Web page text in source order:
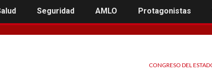
Seguridad AMLO Protagonistas
CONGRESO DEL